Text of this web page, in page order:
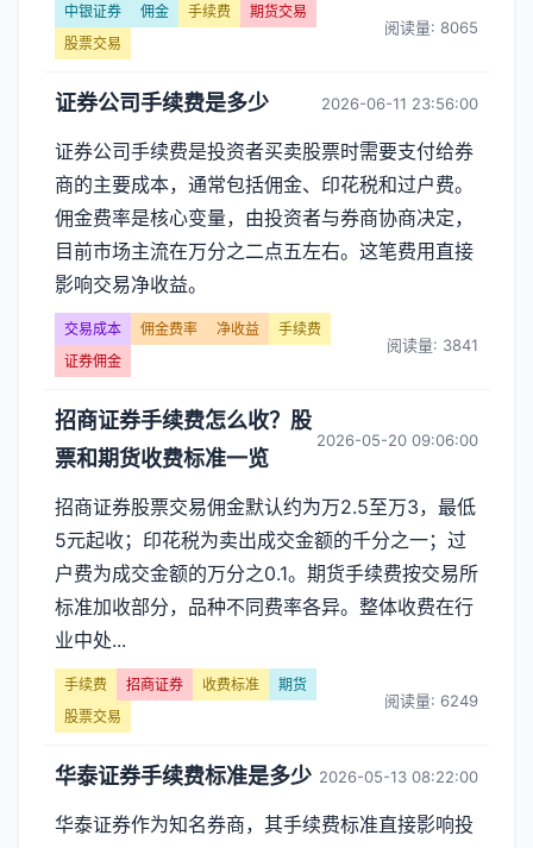
中银证券 佣金 手续费
期货交易
股票交易
阅读量: 8065
证券公司手续费是多少 2026-06-11 23:56:00
证券公司手续费是投资者买卖股票时需要支付给券
商的主要成本，通常包括佣金、印花税和过户费。
佣金费率是核心变量，由投资者与券商协商决定，
目前市场主流在万分之二点五左右。这笔费用直接
影响交易净收益。
交易成本 佣金费率 净收益
手续费
证券佣金
阅读量: 3841
招商证券手续费怎么收？股
票和期货收费标准一览
2026-05-20 09:06:00
招商证券股票交易佣金默认约为万2.5至万3，最低
5元起收；印花税为卖出成交金额的千分之一；过
户费为成交金额的万分之0.1。期货手续费按交易所
标准加收部分，品种不同费率各异。整体收费在行
业中处...
手续费 招商证券 收费标准
期货
股票交易
阅读量: 6249
华泰证券手续费标准是多少 2026-05-13 08:22:00
华泰证券作为知名券商，其手续费标准直接影响投